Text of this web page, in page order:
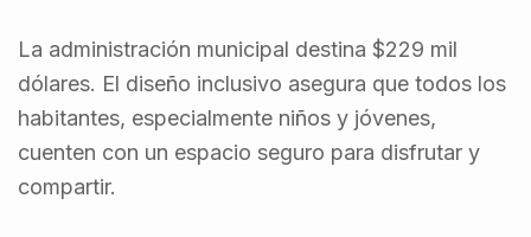
La administración municipal destina $229 mil
dólares. El diseño inclusivo asegura que todos los
habitantes, especialmente niños y jóvenes,
cuenten con un espacio seguro para disfrutar y
compartir.